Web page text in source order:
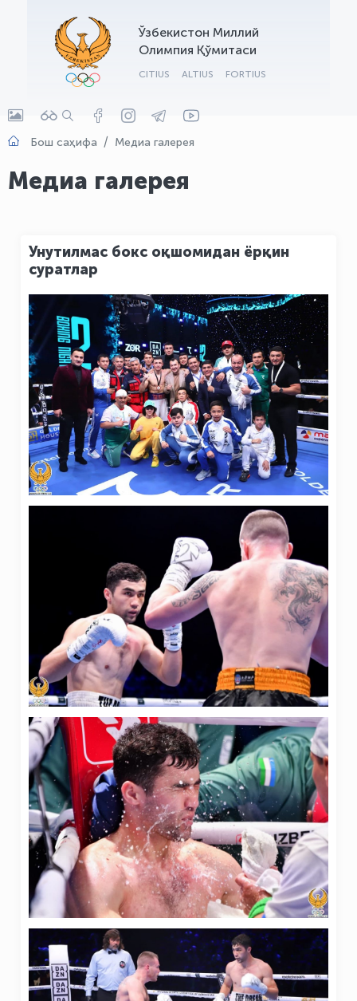
Ўзбекистон Миллий
Олимпия Қўмитаси
CITIUS ALTIUS FORTIUS
Бош саҳифа Медиа галерея
Медиа галерея
Унутилмас бокс оқшомидан ёрқин
суратлар
OLYMPCHIK AI - yordamchi
Онлайн · olympic.uz